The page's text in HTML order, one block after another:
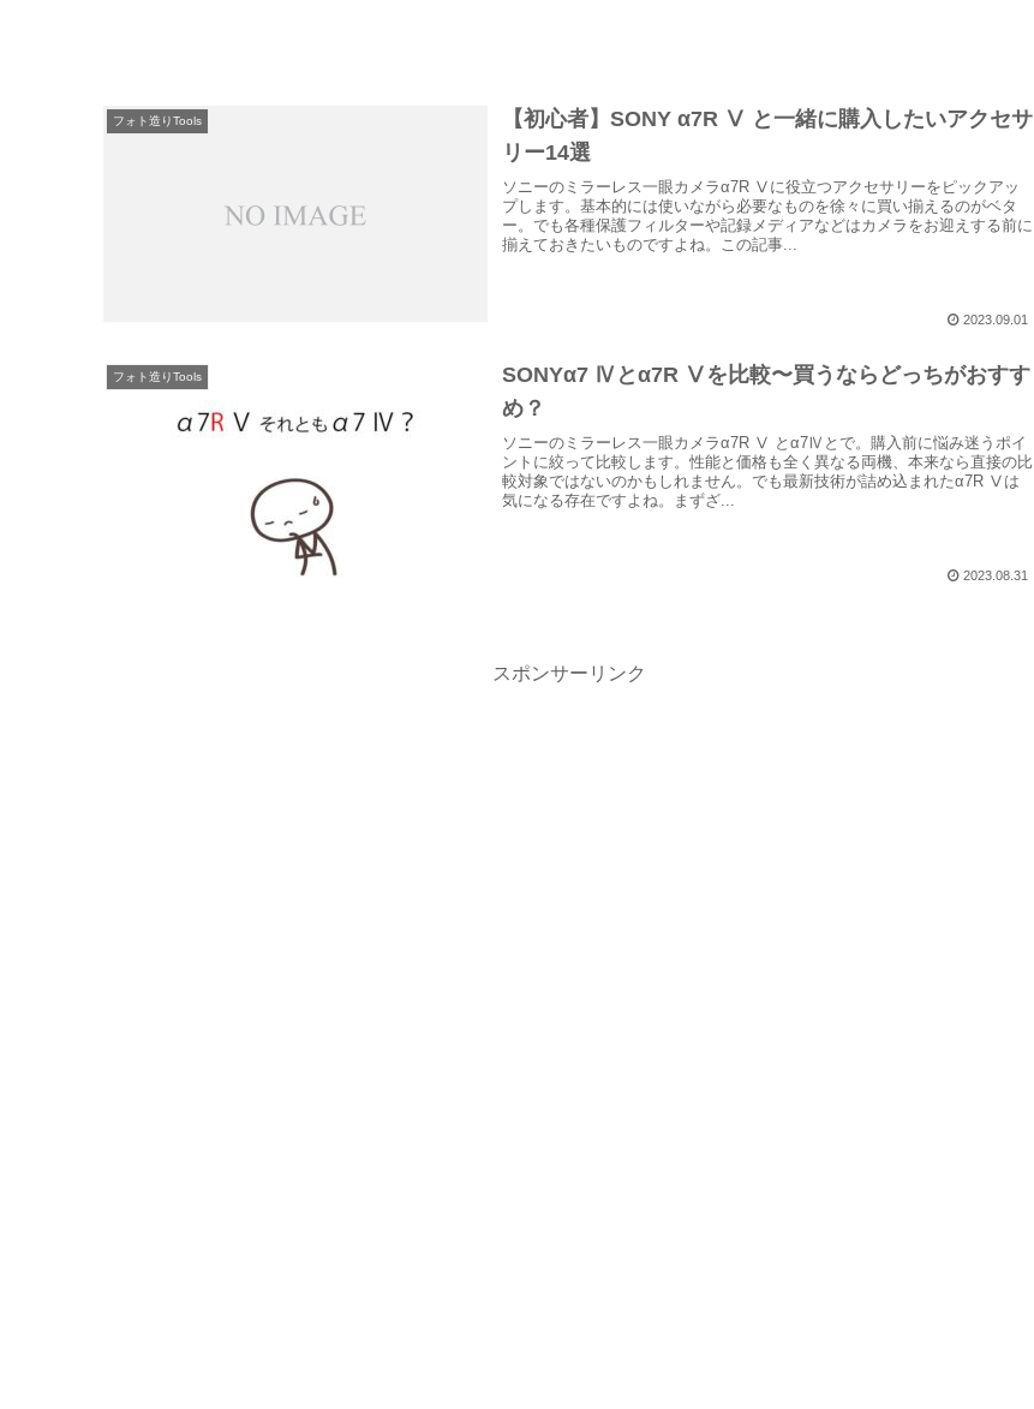
フォト造りTools
【初心者】SONY α7R Ⅴ と一緒に購入したいアクセサ
リー14選
ソニーのミラーレス一眼カメラα7R Ⅴに役立つアクセサリーをピックアッ
プします。基本的には使いながら必要なものを徐々に買い揃えるのがベタ
ー。でも各種保護フィルターや記録メディアなどはカメラをお迎えする前に
揃えておきたいものですよね。この記事...
2023.09.01
フォト造りTools
SONYα7 Ⅳとα7R Ⅴを比較〜買うならどっちがおすす
め？
ソニーのミラーレス一眼カメラα7R Ⅴ とα7Ⅳとで。購入前に悩み迷うポイ
ントに絞って比較します。性能と価格も全く異なる両機、本来なら直接の比
較対象ではないのかもしれません。でも最新技術が詰め込まれたα7R Ⅴは
気になる存在ですよね。まずざ...
2023.08.31
スポンサーリンク